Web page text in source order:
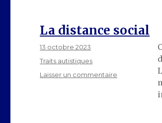
La distance social
Publié
13 octobre 2023
Catégories
Traits autistiques
Laisser un commentaire